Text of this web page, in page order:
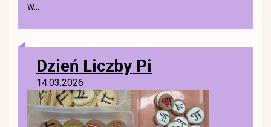
w...
Dzień Liczby Pi
14.03.2026